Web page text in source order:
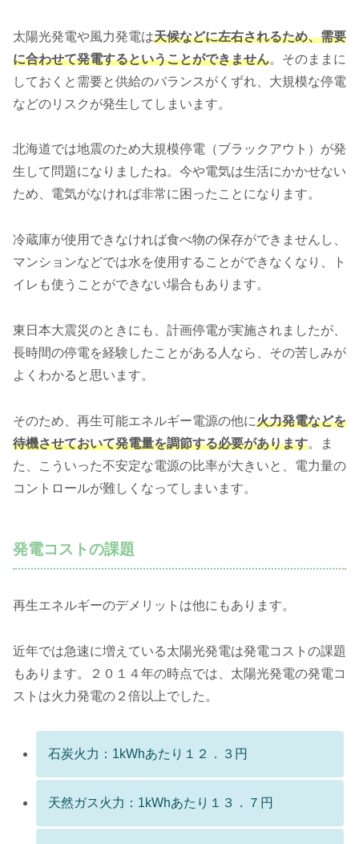
太陽光発電や風力発電は天候などに左右されるため、需要
に合わせて発電するということができません。そのままに
しておくと需要と供給のバランスがくずれ、大規模な停電
などのリスクが発生してしまいます。
北海道では地震のため大規模停電（ブラックアウト）が発
生して問題になりましたね。今や電気は生活にかかせない
ため、電気がなければ非常に困ったことになります。
冷蔵庫が使用できなければ食べ物の保存ができませんし、
マンションなどでは水を使用することができなくなり、ト
イレも使うことができない場合もあります。
東日本大震災のときにも、計画停電が実施されましたが、
長時間の停電を経験したことがある人なら、その苦しみが
よくわかると思います。
そのため、再生可能エネルギー電源の他に火力発電などを
待機させておいて発電量を調節する必要があります。ま
た、こういった不安定な電源の比率が大きいと、電力量の
コントロールが難しくなってしまいます。
発電コストの課題
再生エネルギーのデメリットは他にもあります。
近年では急速に増えている太陽光発電は発電コストの課題
もあります。２０１４年の時点では、太陽光発電の発電コ
ストは火力発電の２倍以上でした。
石炭火力：1kWhあたり１２．３円
天然ガス火力：1kWhあたり１３．７円